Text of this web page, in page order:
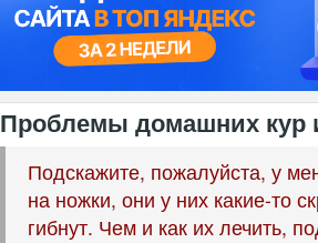
Проблемы домашних кур
Подскажите, пожалуйста, у
на ножки, они у них какие-то
гибнут. Чем и как их лечить,